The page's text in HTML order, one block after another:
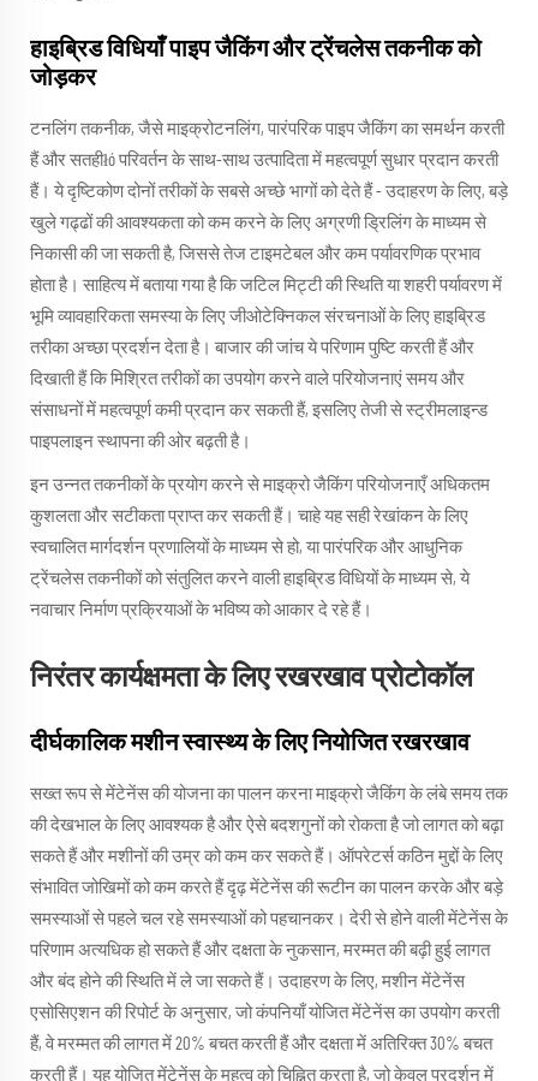
हाइब्रिड विधियाँ पाइप जैकिंग और ट्रेंचलेस तकनीक को
जोड़कर
टनलिंग तकनीक, जैसे माइक्रोटनलिंग, पारंपरिक पाइप जैकिंग का समर्थन करती
हैं और सतहीłó परिवर्तन के साथ-साथ उत्पादिता में महत्वपूर्ण सुधार प्रदान करती
हैं। ये दृष्टिकोण दोनों तरीकों के सबसे अच्छे भागों को देते हैं - उदाहरण के लिए, बड़े
खुले गढ्ढों की आवश्यकता को कम करने के लिए अग्रणी ड्रिलिंग के माध्यम से
निकासी की जा सकती है, जिससे तेज टाइमटेबल और कम पर्यावरणिक प्रभाव
होता है। साहित्य में बताया गया है कि जटिल मिट्टी की स्थिति या शहरी पर्यावरण में
भूमि व्यावहारिकता समस्या के लिए जीओटेक्निकल संरचनाओं के लिए हाइब्रिड
तरीका अच्छा प्रदर्शन देता है। बाजार की जांच ये परिणाम पुष्टि करती हैं और
दिखाती हैं कि मिश्रित तरीकों का उपयोग करने वाले परियोजनाएं समय और
संसाधनों में महत्वपूर्ण कमी प्रदान कर सकती हैं, इसलिए तेजी से स्ट्रीमलाइन्ड
पाइपलाइन स्थापना की ओर बढ़ती है।
इन उन्नत तकनीकों के प्रयोग करने से माइक्रो जैकिंग परियोजनाएँ अधिकतम
कुशलता और सटीकता प्राप्त कर सकती हैं। चाहे यह सही रेखांकन के लिए
स्वचालित मार्गदर्शन प्रणालियों के माध्यम से हो, या पारंपरिक और आधुनिक
ट्रेंचलेस तकनीकों को संतुलित करने वाली हाइब्रिड विधियों के माध्यम से, ये
नवाचार निर्माण प्रक्रियाओं के भविष्य को आकार दे रहे हैं।
निरंतर कार्यक्षमता के लिए रखरखाव प्रोटोकॉल
दीर्घकालिक मशीन स्वास्थ्य के लिए नियोजित रखरखाव
सख्त रूप से मेंटेनेंस की योजना का पालन करना माइक्रो जैकिंग के लंबे समय तक
की देखभाल के लिए आवश्यक है और ऐसे बदशगुनों को रोकता है जो लागत को बढ़ा
सकते हैं और मशीनों की उम्र को कम कर सकते हैं। ऑपरेटर्स कठिन मुद्दों के लिए
संभावित जोखिमों को कम करते हैं दृढ़ मेंटेनेंस की रूटीन का पालन करके और बड़े
समस्याओं से पहले चल रहे समस्याओं को पहचानकर। देरी से होने वाली मेंटेनेंस के
परिणाम अत्यधिक हो सकते हैं और दक्षता के नुकसान, मरम्मत की बढ़ी हुई लागत
और बंद होने की स्थिति में ले जा सकते हैं। उदाहरण के लिए, मशीन मेंटेनेंस
एसोसिएशन की रिपोर्ट के अनुसार, जो कंपनियाँ योजित मेंटेनेंस का उपयोग करती
हैं, वे मरम्मत की लागत में 20% बचत करती हैं और दक्षता में अतिरिक्त 30% बचत
करती हैं। यह योजित मेंटेनेंस के महत्व को चिह्नित करता है, जो केवल प्रदर्शन में